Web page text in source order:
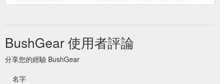
BushGear 使用者評論
分享您的經驗 BushGear
名字